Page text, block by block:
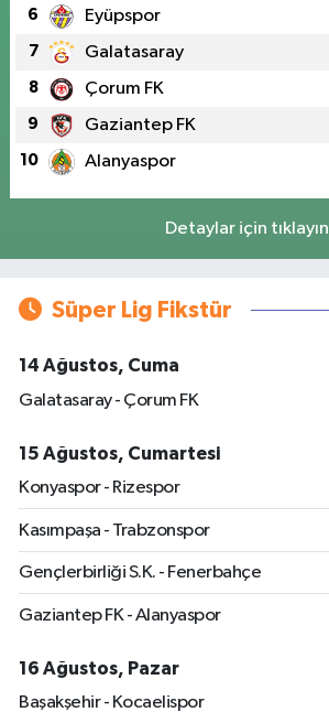
6 Eyüpspor
7 Galatasaray
8 Çorum FK
9 Gaziantep FK
10 Alanyaspor
Detaylar için tıklayın
Süper Lig Fikstür
14 Ağustos, Cuma
Galatasaray - Çorum FK
15 Ağustos, Cumartesi
Konyaspor - Rizespor
Kasımpaşa - Trabzonspor
Gençlerbirliği S.K. - Fenerbahçe
Gaziantep FK - Alanyaspor
16 Ağustos, Pazar
Başakşehir - Kocaelispor